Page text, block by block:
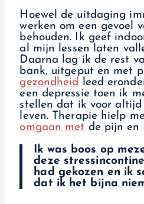
Hoewel de uitdaging
werken om een gevoel
behouden. Ik geef
al mijn lessen laten
Daarna lag ik de rest
bank, uitgeput en met
gezondheid
leed
een depressie toen ik
stellen dat ik voor altijd
leven. Therapie hielp me
omgaan met de pijn en
Ik was boos op
deze
had gekozen en ik
dat ik het bijna